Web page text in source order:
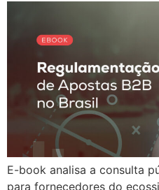
E-book analisa a consulta
para fornecedores do